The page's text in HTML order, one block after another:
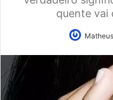
quente vai
Matheus